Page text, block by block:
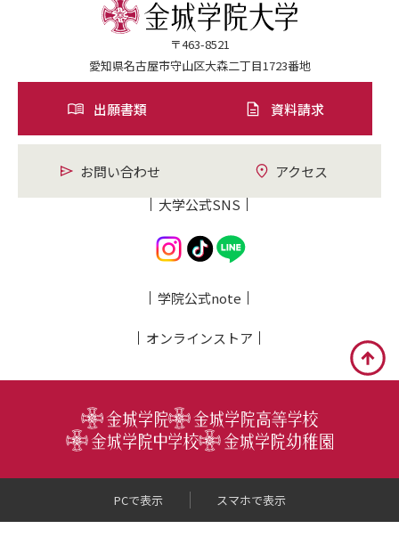
〒463-8521
愛知県名古屋市守山区大森二丁目1723番地
出願書類 資料請求
お問い合わせ
アクセス
大学公式SNS
学院公式note
オンラインストア
PCで表示 スマホで表示